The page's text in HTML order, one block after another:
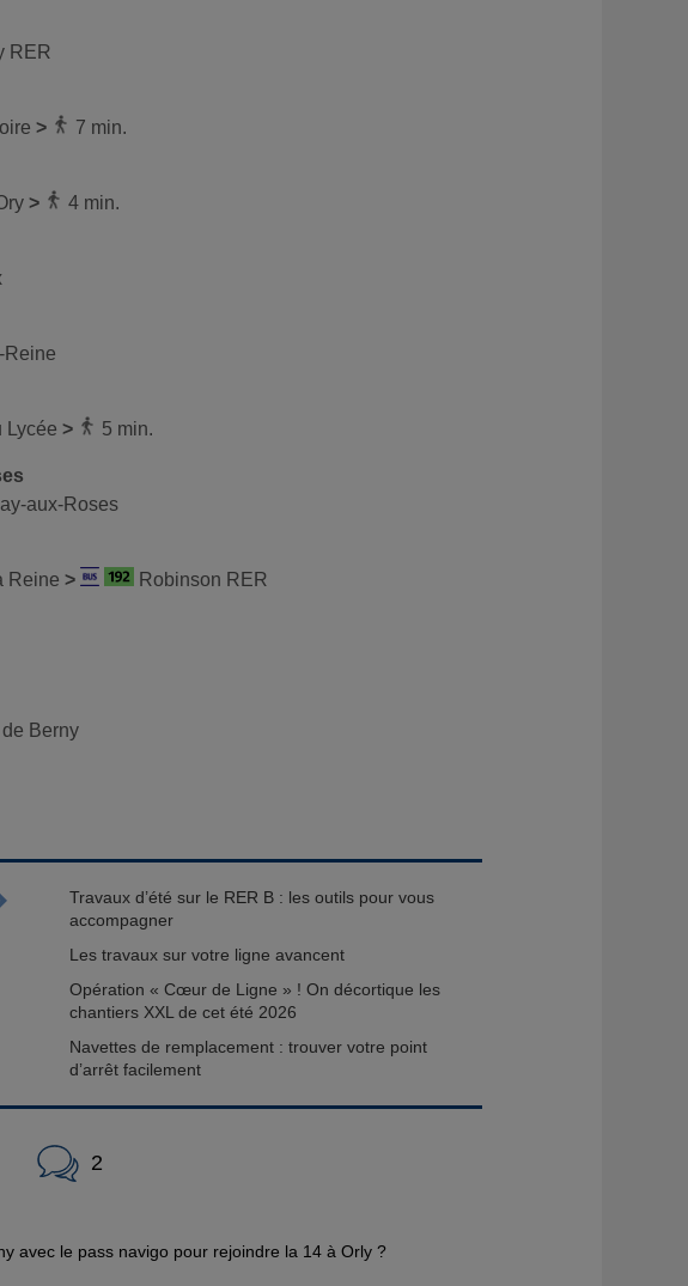
RER
> 7 min.
> 4 min.
Reine
Lycée > 5 min.
aux-Roses
Reine> Robinson RER
de Berny
Travaux d’été sur le RER B : les outils pour vous
accompagner
Les travaux sur votre ligne avancent
Opération « Cœur de Ligne » ! On décortique les
chantiers XXL de cet été 2026
Navettes de remplacement : trouver votre point
d’arrêt facilement
2
avec le pass navigo pour rejoindre la 14 à Orly ?